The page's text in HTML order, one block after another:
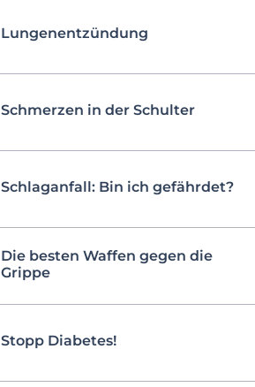
Lungenentzündung
Schmerzen in der Schulter
Schlaganfall: Bin ich gefährdet?
Die besten Waffen gegen die
Grippe
Stopp Diabetes!